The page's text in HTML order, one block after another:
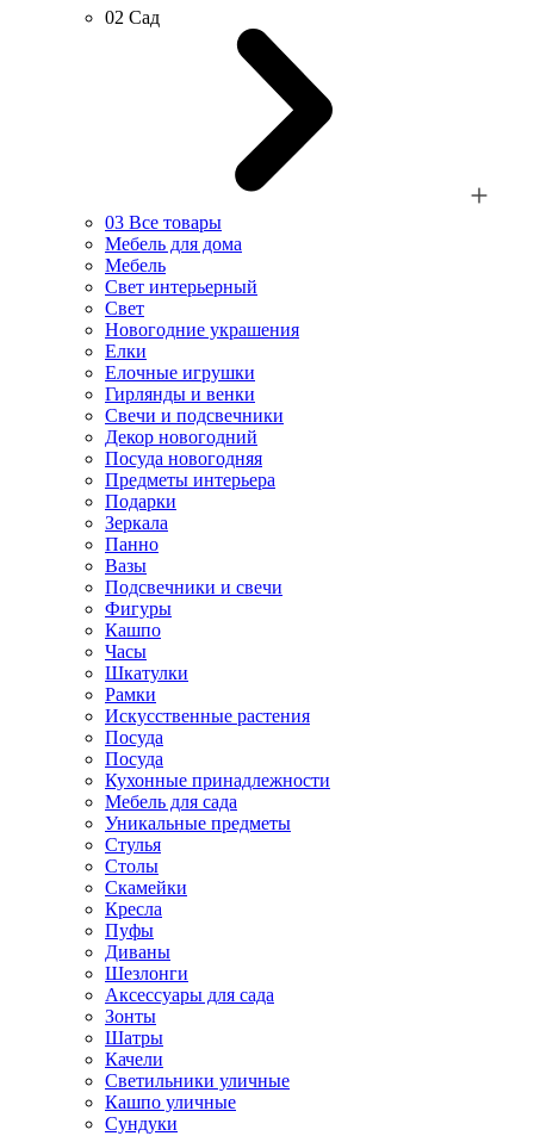
02 Сад
03 Все товары
Мебель для дома
Мебель
Свет интерьерный
Свет
Новогодние украшения
Елки
Елочные игрушки
Гирлянды и венки
Свечи и подсвечники
Декор новогодний
Посуда новогодняя
Предметы интерьера
Подарки
Зеркала
Панно
Вазы
Подсвечники и свечи
Фигуры
Кашпо
Часы
Шкатулки
Рамки
Искусственные растения
Посуда
Посуда
Кухонные принадлежности
Мебель для сада
Уникальные предметы
Стулья
Столы
Скамейки
Кресла
Пуфы
Диваны
Шезлонги
Аксессуары для сада
Зонты
Шатры
Качели
Cветильники уличные
Кашпо уличные
Сундуки